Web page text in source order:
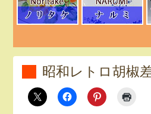
昭和レトロ胡椒